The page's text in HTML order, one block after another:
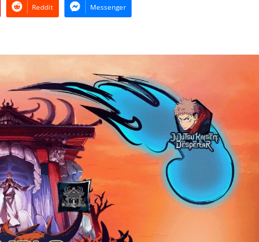
Reddit Messenger